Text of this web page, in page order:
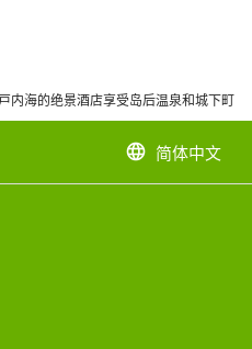
内海的绝景酒店享受岛后温泉和城下町之
language 简体中文